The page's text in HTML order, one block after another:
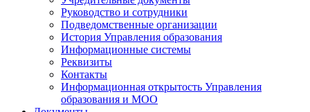
Руководство и сотрудники
Подведомственные организации
История Управления образования
Информационные системы
Реквизиты
Контакты
Информационная открытость Управления
образования и МОО